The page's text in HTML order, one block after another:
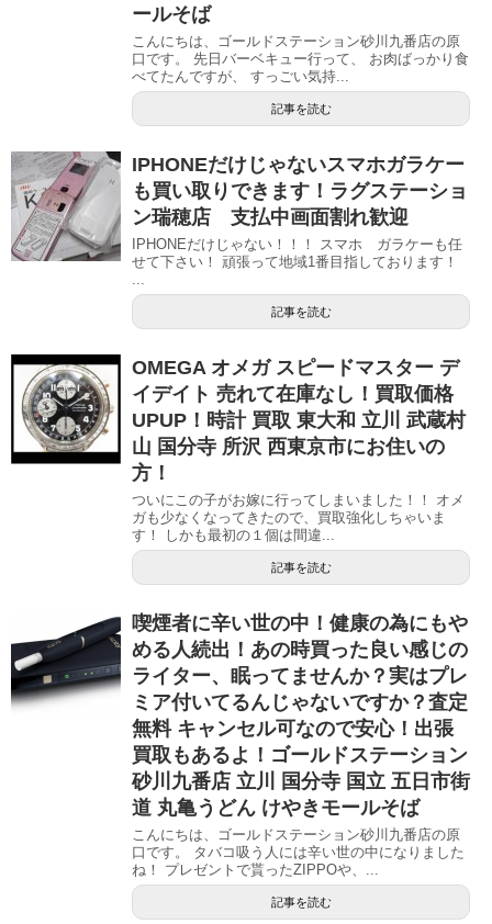
ールそば
こんにちは、ゴールドステーション砂川九番店の原
口です。 先日バーベキュー行って、 お肉ばっかり食
べてたんですが、 すっごい気持...
記事を読む
IPHONEだけじゃないスマホガラケー
も買い取りできます！ラグステーショ
ン瑞穂店 支払中画面割れ歓迎
IPHONEだけじゃない！！！ スマホ ガラケーも任
せて下さい！ 頑張って地域1番目指しております！
記事を読む
OMEGA オメガ スピードマスター デ
イデイト 売れて在庫なし！買取価格
UPUP！時計 買取 東大和 立川 武蔵村
山 国分寺 所沢 西東京市にお住いの
方！
ついにこの子がお嫁に行ってしまいました！！ オメ
ガも少なくなってきたので、買取強化しちゃいま
す！ しかも最初の１個は間違...
記事を読む
喫煙者に辛い世の中！健康の為にもや
める人続出！あの時買った良い感じの
ライター、眠ってませんか？実はプレ
ミア付いてるんじゃないですか？査定
無料 キャンセル可なので安心！出張
買取もあるよ！ゴールドステーション
砂川九番店 立川 国分寺 国立 五日市街
道 丸亀うどん けやきモールそば
こんにちは、ゴールドステーション砂川九番店の原
口です。 タバコ吸う人には辛い世の中になりました
ね！ プレゼントで貰ったZIPPOや、...
記事を読む